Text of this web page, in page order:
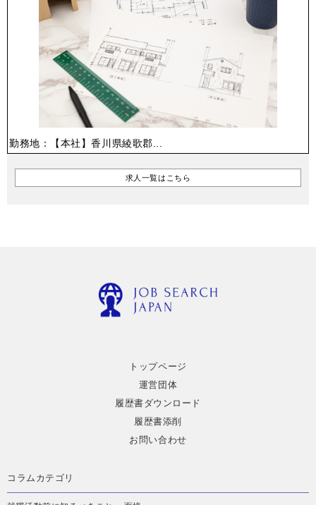
勤務地：【本社】香川県綾歌郡...
求人一覧はこちら
トップページ
運営団体
履歴書ダウンロード
履歴書添削
お問い合わせ
コラムカテゴリ